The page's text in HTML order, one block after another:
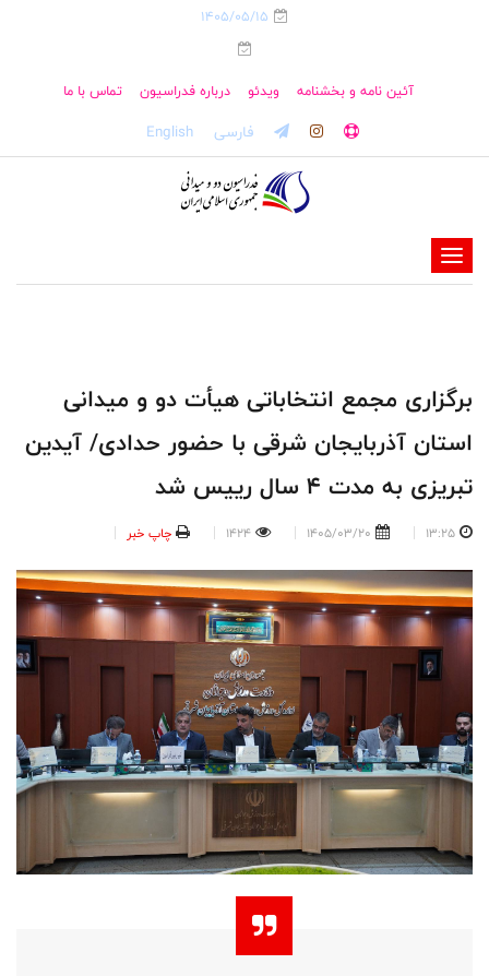
1405/05/15
آئین نامه و بخشنامه ویدئو درباره فدراسیون تماس با ما
فارسی English
-
-
-
-
برگزاری مجمع انتخاباتی هیأت دو و میدانی
استان آذربایجان شرقی با حضور حدادی/ آیدین
تبریزی به مدت 4 سال رییس شد
13:25
1405/03/20
1424 چاپ خبر